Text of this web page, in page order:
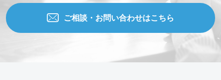
ご相談・お問い合わせはこちら